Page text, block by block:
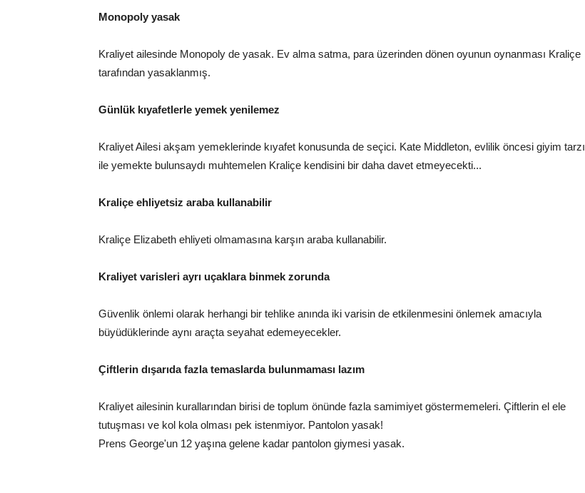
Monopoly yasak
Kraliyet ailesinde Monopoly de yasak. Ev alma satma, para üzerinden dönen oyunun oynanması Kraliçe
tarafından yasaklanmış.
Günlük kıyafetlerle yemek yenilemez
Kraliyet Ailesi akşam yemeklerinde kıyafet konusunda de seçici. Kate Middleton, evlilik öncesi giyim tarzı
ile yemekte bulunsaydı muhtemelen Kraliçe kendisini bir daha davet etmeyecekti...
Kraliçe ehliyetsiz araba kullanabilir
Kraliçe Elizabeth ehliyeti olmamasına karşın araba kullanabilir.
Kraliyet varisleri ayrı uçaklara binmek zorunda
Güvenlik önlemi olarak herhangi bir tehlike anında iki varisin de etkilenmesini önlemek amacıyla
büyüdüklerinde aynı araçta seyahat edemeyecekler.
Çiftlerin dışarıda fazla temaslarda bulunmaması lazım
Kraliyet ailesinin kurallarından birisi de toplum önünde fazla samimiyet göstermemeleri. Çiftlerin el ele
tutuşması ve kol kola olması pek istenmiyor. Pantolon yasak!
Prens George'un 12 yaşına gelene kadar pantolon giymesi yasak.